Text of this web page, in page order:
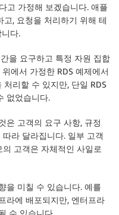
고 가정해 보겠습니다. 애플
, 요청을 처리하기 위해 테
다.
을 요구하고 특정 자원 집합
에서 가정한 RDS 예제에서
리할 수 있지만, 단일 RDS
없었습니다.
은 고객의 요구 사항, 규정
라 달라집니다. 일부 고객
고객은 자체적인 사일로
을 미칠 수 있습니다. 예를
라에 배포되지만, 엔터프라
수 있습니다.